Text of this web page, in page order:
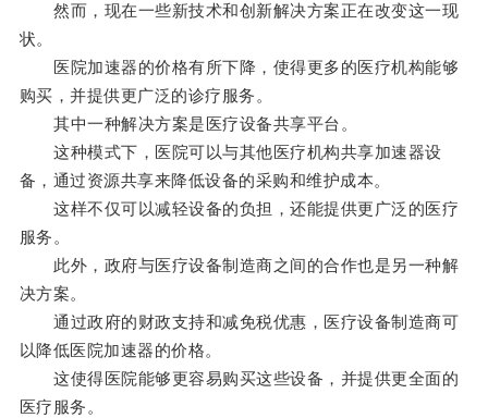
然而，现在一些新技术和创新解决方案正在改变这一现
状。
医院加速器的价格有所下降，使得更多的医疗机构能够
购买，并提供更广泛的诊疗服务。
其中一种解决方案是医疗设备共享平台。
这种模式下，医院可以与其他医疗机构共享加速器设
备，通过资源共享来降低设备的采购和维护成本。
这样不仅可以减轻设备的负担，还能提供更广泛的医疗
服务。
此外，政府与医疗设备制造商之间的合作也是另一种解
决方案。
通过政府的财政支持和减免税优惠，医疗设备制造商可
以降低医院加速器的价格。
这使得医院能够更容易购买这些设备，并提供更全面的
医疗服务。